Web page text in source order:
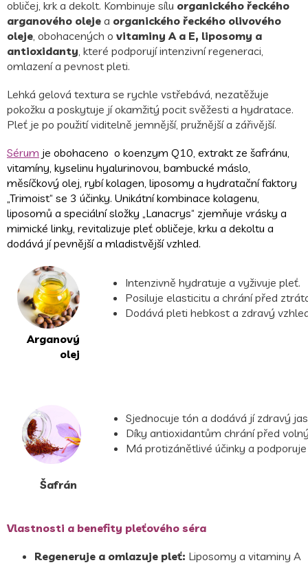
obličej, krk a dekolt. Kombinuje sílu organického řeckého
arganového oleje a organického řeckého olivového
oleje, obohacených o vitaminy A a E, liposomy a
antioxidanty, které podporují intenzivní regeneraci,
omlazení a pevnost pleti.
Lehká gelová textura se rychle vstřebává, nezatěžuje
pokožku a poskytuje jí okamžitý pocit svěžesti a hydratace.
Pleť je po použití viditelně jemnější, pružnější a zářivější.
Sérum je obohaceno o koenzym Q10, extrakt ze šafránu,
vitamíny, kyselinu hyalurinovou, bambucké máslo,
měsíčkový olej, rybí kolagen, liposomy a hydratační faktory
„Trimoist“ se 3 účinky. Unikátní kombinace kolagenu,
liposomů a speciální složky „Lanacrys“ zjemňuje vrásky a
mimické linky, revitalizuje pleť obličeje, krku a dekoltu a
dodává jí pevnější a mladistvější vzhled.
Intenzivně hydratuje a vyživuje pleť.
Posiluje elasticitu a chrání před
Dodává pleti hebkost a zdravý
Arganový
olej
Sjednocuje tón a dodává jí zdravý
Díky antioxidantům chrání před
Má protizánětlivé účinky a
Šafrán
Vlastnosti a benefity pleťového séra
Regeneruje a omlazuje pleť: Liposomy a vitaminy A